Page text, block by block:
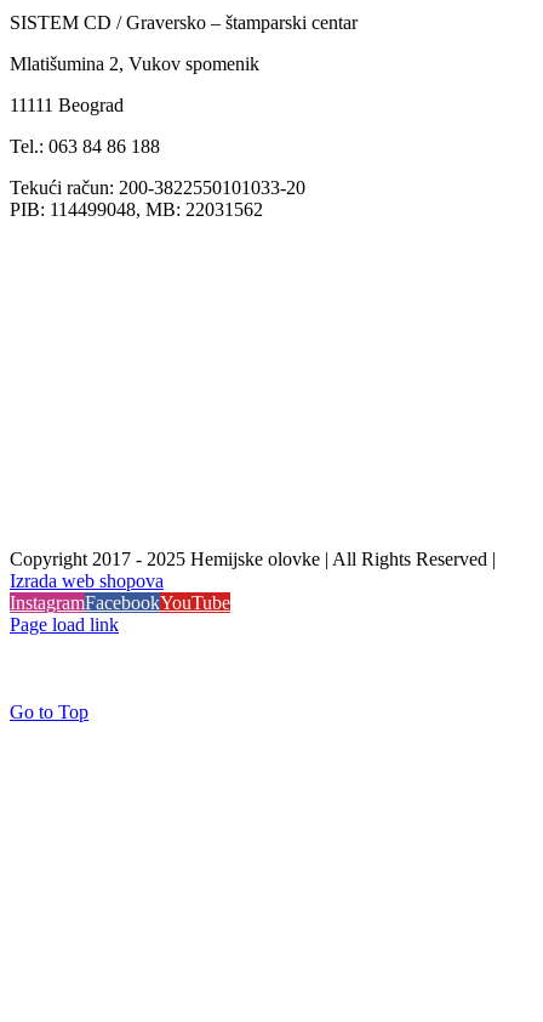
SISTEM CD / Graversko – štamparski centar
Mlatišumina 2, Vukov spomenik
11111 Beograd
Tel.: 063 84 86 188
Tekući račun: 200-3822550101033-20
PIB: 114499048, MB: 22031562
Copyright 2017 - 2025 Hemijske olovke | All Rights Reserved |
Izrada web shopova
InstagramFacebookYouTube
Page load link
Go to Top